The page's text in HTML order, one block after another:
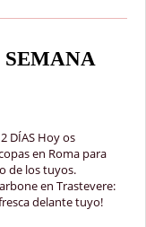
SEMANA
DÍAS Hoy os
en Roma para
de los tuyos.
en Trastevere:
delante tuyo!